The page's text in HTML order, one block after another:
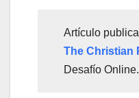
Artículo
The Christian
Desafío